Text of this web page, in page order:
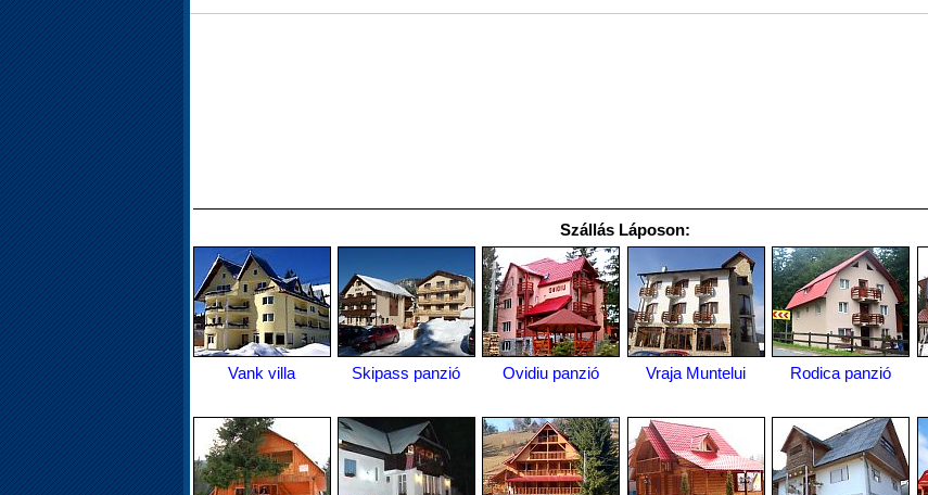
Szállás Láposon:
Vank villa Skipass panzió Ovidiu panzió Vraja Muntelui Rodica panzió